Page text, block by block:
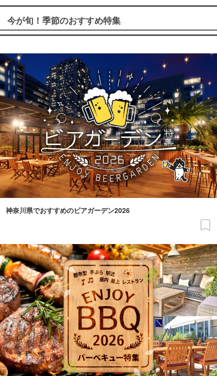
今が旬！季節のおすすめ特集
神奈川県でおすすめのビアガーデン2026